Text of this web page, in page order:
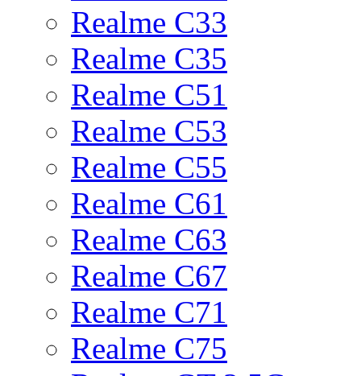
Realme C33
Realme C35
Realme C51
Realme C53
Realme C55
Realme C61
Realme C63
Realme C67
Realme C71
Realme C75